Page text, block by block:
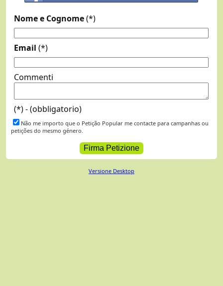
Nome e Cognome(*)
Email (*)
Commenti
(*) - (obbligatorio)
Não me importo que o Petição Popular me contacte para campanhas ou
petições do mesmo género.
Versione Desktop